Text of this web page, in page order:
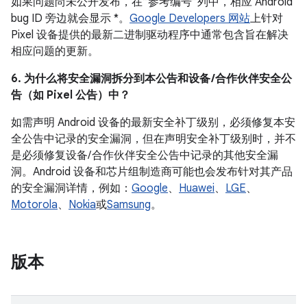
bug ID 旁边就会显示 *。 Google Developers 网站上针对
Pixel 设备提供的最新二进制驱动程序中通常包含旨在解决
相应问题的更新。
6. 为什么将安全漏洞拆分到本公告和设备 /合作伙伴安全公
告（如 Pixel 公告）中？
如需声明 Android 设备的最新安全补丁级别，必须修复本安
全公告中记录的安全漏洞，但在声明安全补丁级别时，并不
是必须修复设备/ 合作伙伴安全公告中记录的其他安全漏
洞。Android 设备和芯片组制造商可能也会发布针对其产品
的安全漏洞详情，例如： Google、 Huawei、 LGE、
Motorola、 Nokia或Samsung。
版本